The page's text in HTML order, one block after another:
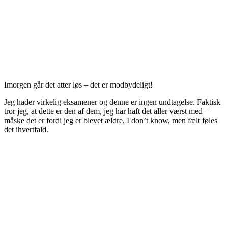
Imorgen går det atter løs – det er modbydeligt!
Jeg hader virkelig eksamener og denne er ingen undtagelse. Faktisk
tror jeg, at dette er den af dem, jeg har haft det aller værst med –
måske det er fordi jeg er blevet ældre, I don’t know, men fælt føles
det ihvertfald.